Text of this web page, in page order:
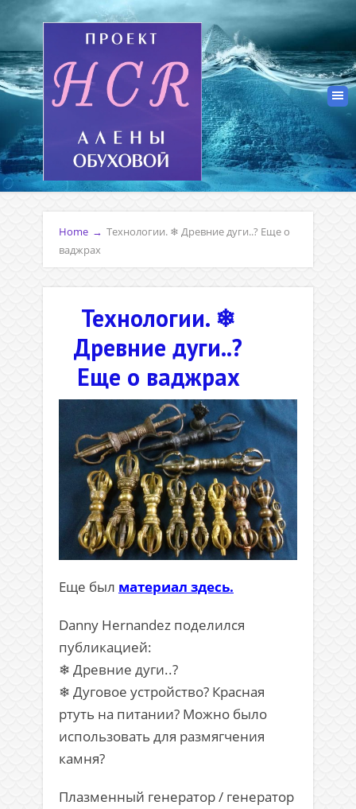
Home → Технологии. ❄ Древние дуги..? Еще о
ваджрах
Технологии. ❄
Древние дуги..?
Еще о ваджрах
Еще был материал здесь.
Danny Hernandez поделился
публикацией:
❄ Древние дуги..?
❄ Дуговое устройство? Красная
ртуть на питании? Можно было
использовать для размягчения
камня?
Плазменный генератор / генератор